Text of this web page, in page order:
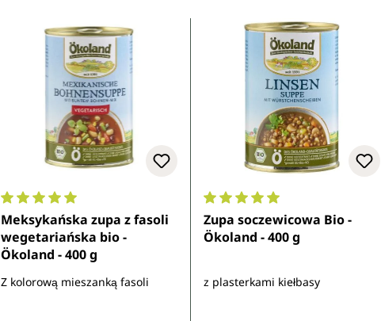
Średnia ocena 5 z 5 gwiazdek
Meksykańska zupa z fasoli
wegetariańska bio -
Ökoland - 400 g
Z kolorową mieszanką fasoli
Średnia ocena 5 z 5 gwiazdek
Zupa soczewicowa Bio -
Ökoland - 400 g
z plasterkami kiełbasy